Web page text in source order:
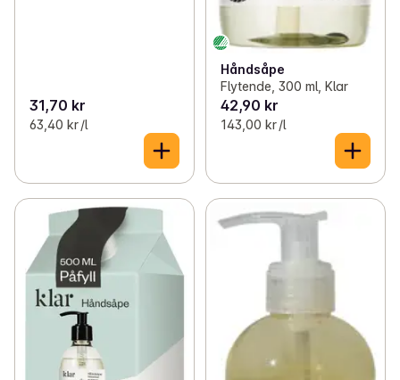
31,70 kr
63,40 kr /l
Håndsåpe
Flytende, 300 ml, Klar
42,90 kr
143,00 kr /l